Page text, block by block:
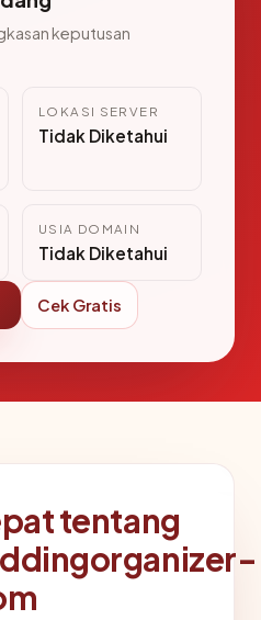
keputusan
LOKASI SERVER
Tidak Diketahui
USIA DOMAIN
Tidak Diketahui
Cek Gratis
tentang